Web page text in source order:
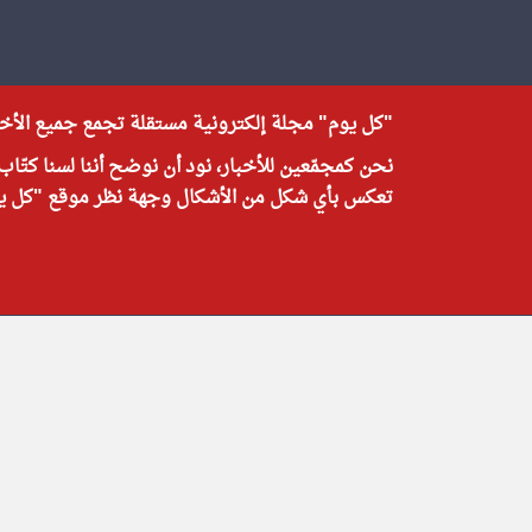
"كل يوم" مجلة إلكترونية مستقلة تجمع جميع
نحن كمجمّعين للأخبار، نود أن نوضح أننا لسنا
تعكس بأي شكل من الأشكال وجهة نظر موقع "كل